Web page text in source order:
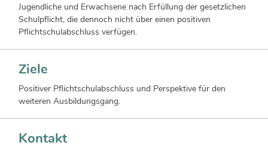
Jugendliche und Erwachsene nach Erfüllung der gesetzlichen
Schulpflicht, die dennoch nicht über einen positiven
Pflichtschulabschluss verfügen.
Ziele
Positiver Pflichtschulabschluss und Perspektive für den
weiteren Ausbildungsgang.
Kontakt